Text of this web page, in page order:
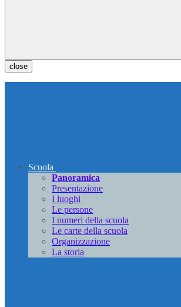
close
Scuola
Panoramica
Presentazione
I luoghi
Le persone
I numeri della scuola
Le carte della scuola
Organizzazione
La storia